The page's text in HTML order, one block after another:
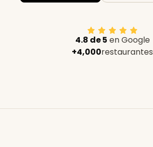
4.8 de 5 en Google
+4,000restaurantes